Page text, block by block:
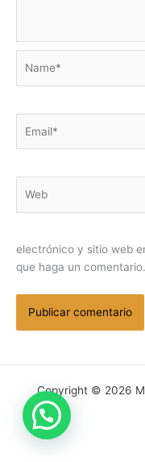
electrónico y sitio web
que haga un comentario.
Copyright © 2026